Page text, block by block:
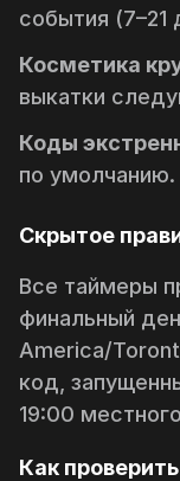
события (7–21
Косметика
выкатки
Коды
по умолчанию.
Скрытое
Все таймеры
финальный
America/
код,
19:00
Как